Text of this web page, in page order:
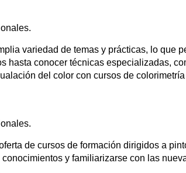
variedad de temas y prácticas, lo que
hasta conocer técnicas especializadas,
del color con cursos de
de cursos de formación dirigidos a
y familiarizarse con las